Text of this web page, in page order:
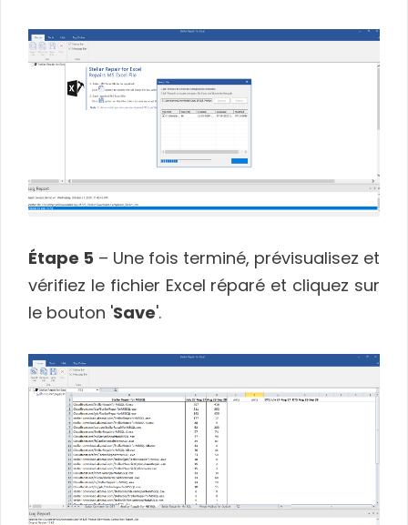
Étape 5 – Une fois terminé, prévisualisez et
vérifiez le fichier Excel réparé et cliquez sur
le bouton 'Save'.